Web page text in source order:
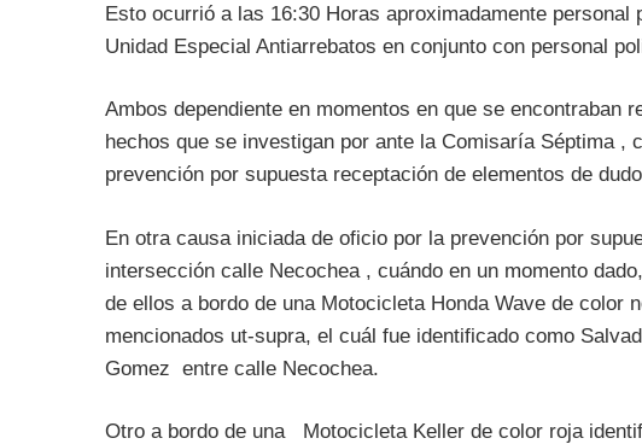
Esto ocurrió a las 16:30 Horas aproximadamente
Unidad Especial Antiarrebatos en conjunto con personal
Ambos dependiente en momentos en que se encontraban
hechos que se investigan por ante la Comisaría Séptima ,
prevención por supuesta receptación de elementos de
En otra causa iniciada de oficio por la prevención por
intersección calle Necochea , cuándo en un momento
de ellos a bordo de una Motocicleta Honda Wave de color
mencionados ut-supra, el cuál fue identificado como
Gomez entre calle Necochea.
Otro a bordo de una Motocicleta Keller de color roja